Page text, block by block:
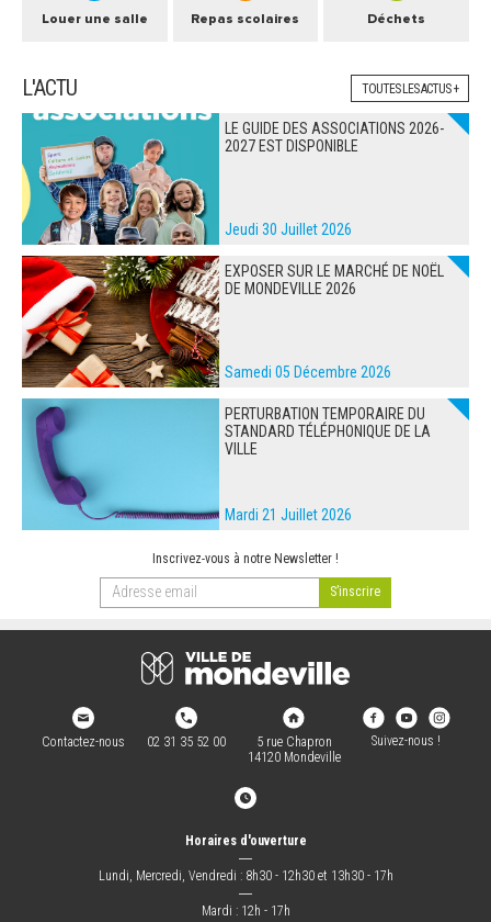
Louer une salle Repas scolaires Déchets
L'ACTU TOUTES LES ACTUS +
LE GUIDE DES ASSOCIATIONS 2026-
2027 EST DISPONIBLE
Jeudi 30 Juillet 2026
EXPOSER SUR LE MARCHÉ DE NOËL
DE MONDEVILLE 2026
Samedi 05 Décembre 2026
PERTURBATION TEMPORAIRE DU
STANDARD TÉLÉPHONIQUE DE LA
VILLE
Mardi 21 Juillet 2026
Inscrivez-vous à notre Newsletter !
Contactez-nous 02 31 35 52 00
5 rue Chapron
14120 Mondeville
Suivez-nous !
Horaires d'ouverture
―
Lundi, Mercredi, Vendredi : 8h30 - 12h30 et 13h30 - 17h
―
Mardi : 12h - 17h